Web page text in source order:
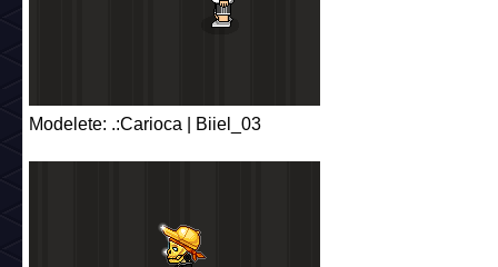
Modelete: .:Carioca | Biiel_03